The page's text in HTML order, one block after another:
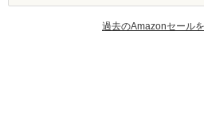
過去のAmazonセール